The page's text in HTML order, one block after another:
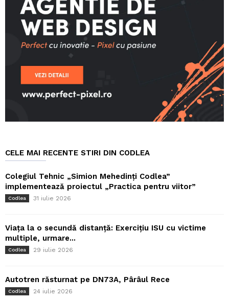
CELE MAI RECENTE STIRI DIN CODLEA
Colegiul Tehnic „Simion Mehedinți Codlea”
implementează proiectul „Practica pentru viitor”
Codlea 31 iulie 2026
Viața la o secundă distanță: Exercițiu ISU cu victime
multiple, urmare...
Codlea 29 iulie 2026
Autotren răsturnat pe DN73A, Pârâul Rece
Codlea 24 iulie 2026